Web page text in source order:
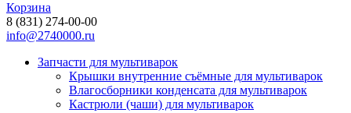
Корзина
8 (831) 274-00-00
info@2740000.ru
Запчасти для мультиварок
Крышки внутренние съёмные для мультиварок
Влагосборники конденсата для мультиварок
Кастрюли (чаши) для мультиварок